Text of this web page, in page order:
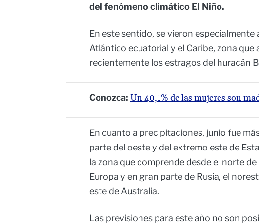
del fenómeno climático El Niño.
En este sentido, se vieron especialmente
Atlántico ecuatorial y el Caribe, zona que
recientemente los estragos del huracán
Conozca: Un 40,1% de las mujeres son
En cuanto a precipitaciones, junio fue
parte del oeste y del extremo este de
la zona que comprende desde el norte
Europa y en gran parte de Rusia, el
este de Australia.
Las previsiones para este año no son